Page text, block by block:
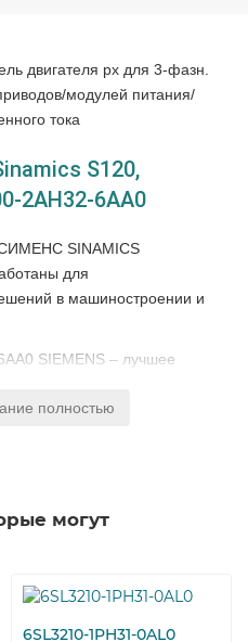
двигателя px для 3-фазн.
модулей питания/
тока
S120,
2AH32-6AA0
SINAMICS
для
в машиностроении и
SIEMENS – лучшее
2AH32-6AA0
полностью
могут
6SL3210-1PH31-0AL0